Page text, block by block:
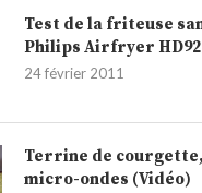
Test de la friteuse
Philips Airfryer
24 février 2011
Terrine de
micro-ondes (Vidéo)